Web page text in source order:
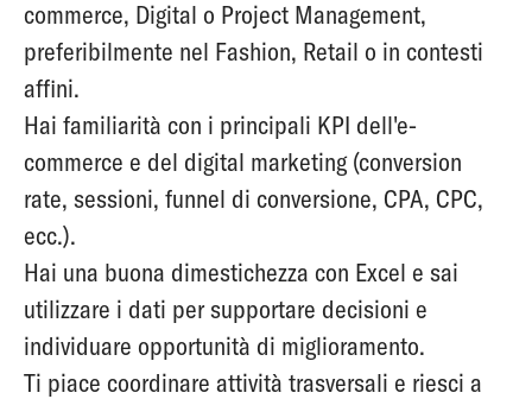
commerce, Digital o Project Management,
preferibilmente nel Fashion, Retail o in contesti
affini.
Hai familiarità con i principali KPI dell'e-
commerce e del digital marketing (conversion
rate, sessioni, funnel di conversione, CPA, CPC,
ecc.).
Hai una buona dimestichezza con Excel e sai
utilizzare i dati per supportare decisioni e
individuare opportunità di miglioramento.
Ti piace coordinare attività trasversali e riesci a